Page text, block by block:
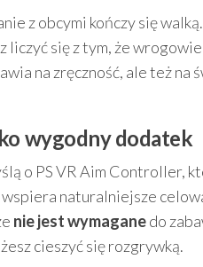
z obcymi kończy się
liczyć się z tym, że
na zręczność, ale też
wygodny dodatek
o PS VR Aim Controller,
naturalniejsze
nie jest wymaganedo
cieszyć się rozgrywką.